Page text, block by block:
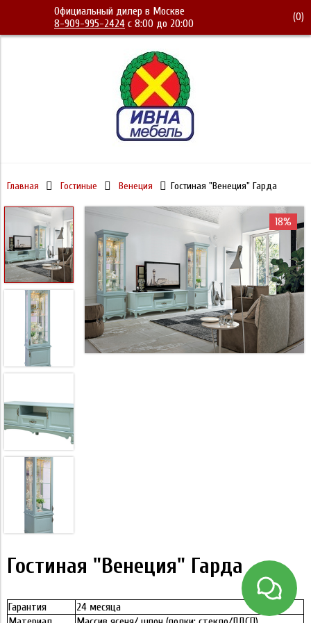
Официальный дилер в Москве
8-909-995-2424 с 8:00 до 20:00
(0)
Главная Гостиные Венеция Гостиная "Венеция" Гарда
18%
Гостиная "Венеция" Гарда
Гарантия
24 месяца